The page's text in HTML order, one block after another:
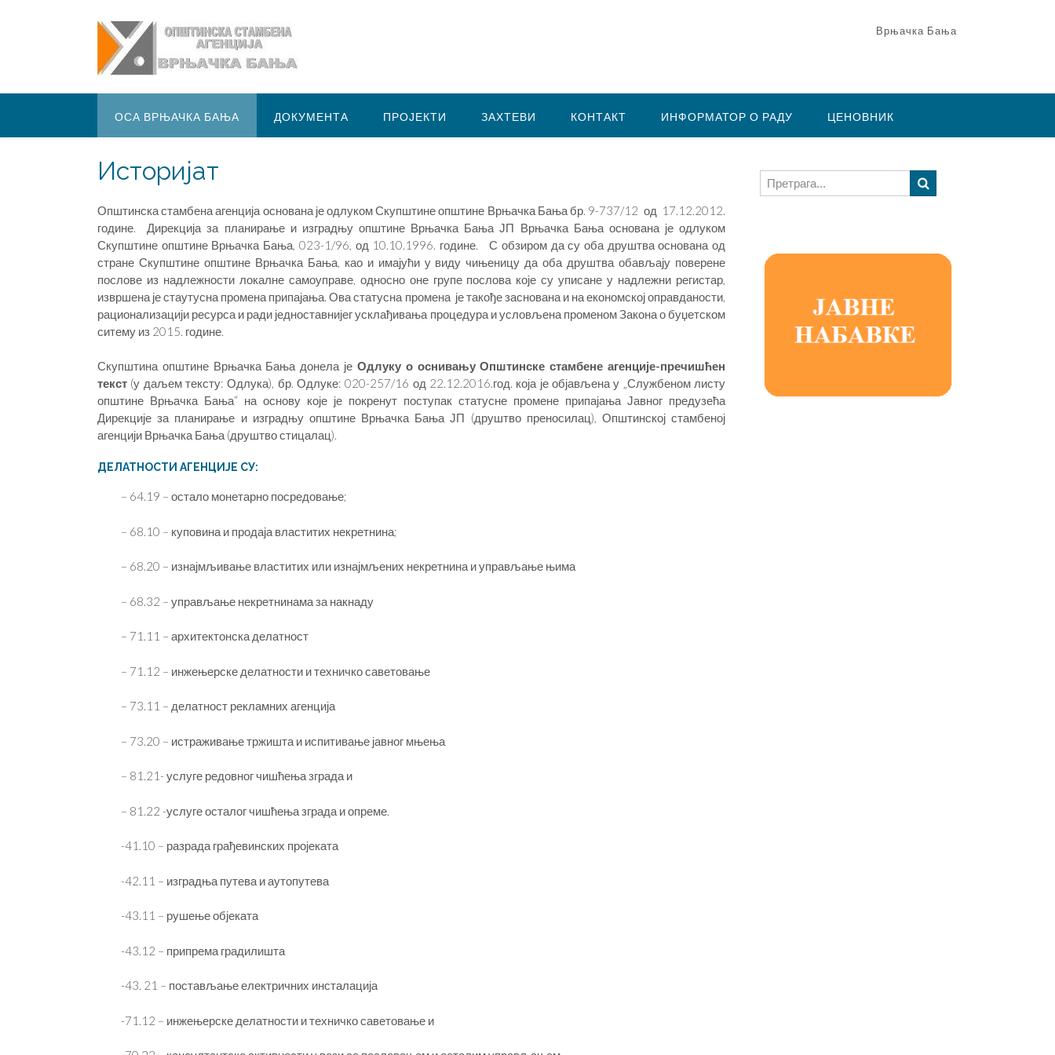
Врњачка Бања
ОСА ВРЊАЧКА БАЊА ДОКУМЕНТА ПРОЈЕКТИ ЗАХТЕВИ КОНТАКТ ИНФОРМАТОР О РАДУ ЦЕНОВНИК
Историјат
Општинска стамбена агенција основана је одлуком Скупштине општине Врњачка Бања бр. 9-737/12 од 17.12.2012.
године. Дирекција за планирање и изградњу општине Врњачка Бања ЈП Врњачка Бања основана је одлуком
Скупштине општине Врњачка Бања, 023-1/96, од 10.10.1996. године. С обзиром да су оба друштва основана од
стране Скупштине општине Врњачка Бања, као и имајући у виду чињеницу да оба друштва обављају поверене
послове из надлежности локалне самоуправе, односно оне групе послова које су уписане у надлежни регистар,
извршена је стаутусна промена припајања. Ова статусна промена је такође заснована и на економској оправданости,
рационализацији ресурса и ради једноставнијег усклађивања процедура и условљена променом Закона о буџетском
ситему из 2015. године.
Скупштина општине Врњачка Бања донела је Одлуку о оснивању Општинске стамбене агенције-пречишћен
текст (у даљем тексту: Одлука), бр. Одлуке: 020-257/16 од 22.12.2016.год. која је објављена у „Службеном листу
општине Врњачка Бања“ на основу које је покренут поступак статусне промене припајања Јавног предузећа
Дирекције за планирање и изградњу општине Врњачка Бања ЈП (друштво преносилац), Општинској стамбеној
агенцији Врњачка Бања (друштво стицалац).
ДЕЛАТНОСТИ АГЕНЦИЈЕ СУ:
– 64.19 – остало монетарно посредовање;
– 68.10 – куповина и продаја властитих некретнина;
– 68.20 – изнајмљивање властитих или изнајмљених некретнина и управљање њима
– 68.32 – управљање некретнинама за накнаду
– 71.11 – архитектонска делатност
– 71.12 – инжењерске делатности и техничко саветовање
– 73.11 – делатност рекламних агенција
– 73.20 – истраживање тржишта и испитивање јавног мњења
– 81.21- услуге редовног чишћења зграда и
– 81.22 -услуге осталог чишћења зграда и опреме.
-41.10 – разрада грађевинских пројеката
-42.11 – изградња путева и аутопутева
-43.11 – рушење објеката
-43.12 – припрема градилишта
-43. 21 – постављање електричних инсталација
-71.12 – инжењерске делатности и техничко саветовање и